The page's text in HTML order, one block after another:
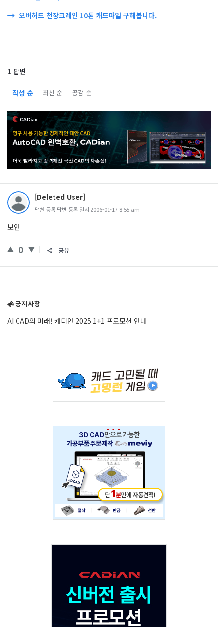
오버헤드 천장크레인 10톤 캐드파일 구해봅니다.
1 답변
작성 순 최신 순 공감 순
[Deleted User]
답변 등록 답변 등록 일시 2006-01-17 8:55 am
보안
0 공유
공지사항
AI CAD의 미래! 캐디안 2025 1+1 프로모션 안내